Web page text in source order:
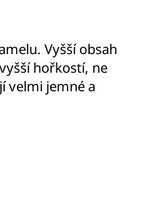
Vyšší obsah
hořkostí, ne
velmi jemné a